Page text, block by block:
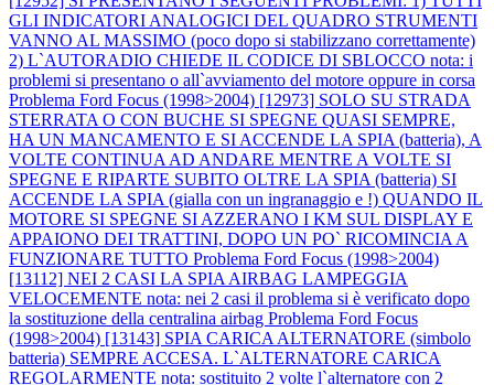
GLI INDICATORI ANALOGICI DEL QUADRO STRUMENTI
VANNO AL MASSIMO (poco dopo si stabilizzano correttamente)
2) L`AUTORADIO CHIEDE IL CODICE DI SBLOCCO nota: i
problemi si presentano o all`avviamento del motore oppure in corsa
Problema Ford Focus (1998>2004) [12973] SOLO SU STRADA
STERRATA O CON BUCHE SI SPEGNE QUASI SEMPRE,
HA UN MANCAMENTO E SI ACCENDE LA SPIA (batteria), A
VOLTE CONTINUA AD ANDARE MENTRE A VOLTE SI
SPEGNE E RIPARTE SUBITO OLTRE LA SPIA (batteria) SI
ACCENDE LA SPIA (gialla con un ingranaggio e !) QUANDO IL
MOTORE SI SPEGNE SI AZZERANO I KM SUL DISPLAY E
APPAIONO DEI TRATTINI, DOPO UN PO` RICOMINCIA A
FUNZIONARE TUTTO Problema Ford Focus (1998>2004)
[13112] NEI 2 CASI LA SPIA AIRBAG LAMPEGGIA
VELOCEMENTE nota: nei 2 casi il problema si è verificato dopo
la sostituzione della centralina airbag Problema Ford Focus
(1998>2004) [13143] SPIA CARICA ALTERNATORE (simbolo
batteria) SEMPRE ACCESA. L`ALTERNATORE CARICA
REGOLARMENTE nota: sostituito 2 volte l`alternatore con 2